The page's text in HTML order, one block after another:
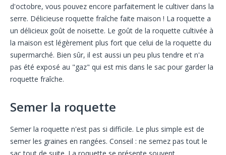
d'octobre, vous pouvez encore parfaitement le cultiver dans la
serre. Délicieuse roquette fraîche faite maison ! La roquette a
un délicieux goût de noisette. Le goût de la roquette cultivée à
la maison est légèrement plus fort que celui de la roquette du
supermarché. Bien sûr, il est aussi un peu plus tendre et n'a
pas été exposé au "gaz" qui est mis dans le sac pour garder la
roquette fraîche.
Semer la roquette
Semer la roquette n'est pas si difficile. Le plus simple est de
semer les graines en rangées. Conseil : ne semez pas tout le